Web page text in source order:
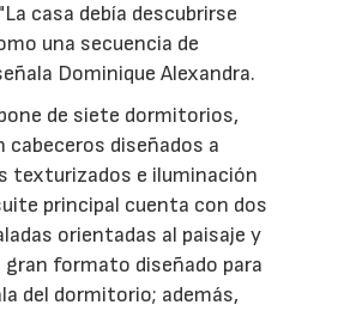
casa debía descubrirse
una secuencia de
Dominique Alexandra.
de siete dormitorios,
diseñados a
texturizados e iluminación
principal cuenta con dos
orientadas al paisaje y
gran formato diseñado para
del dormitorio; además,